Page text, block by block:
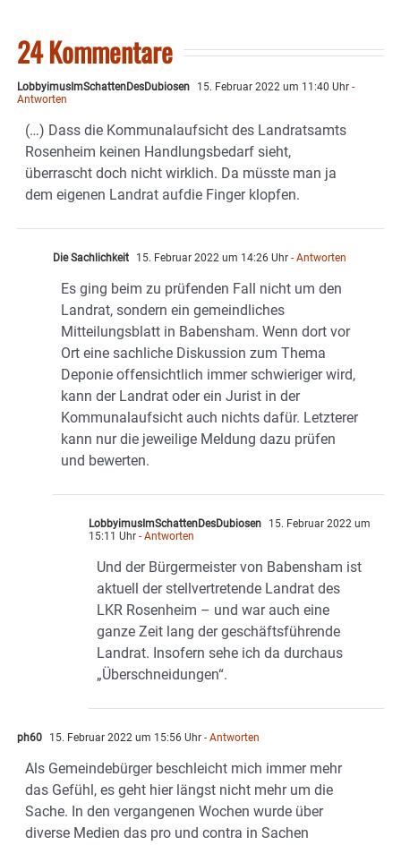
24 Kommentare
LobbyimusImSchattenDesDubiosen 15. Februar 2022 um 11:40 Uhr -
Antworten
(…) Dass die Kommunalaufsicht des Landratsamts
Rosenheim keinen Handlungsbedarf sieht,
überrascht doch nicht wirklich. Da müsste man ja
dem eigenen Landrat aufdie Finger klopfen.
Die Sachlichkeit 15. Februar 2022 um 14:26 Uhr - Antworten
Es ging beim zu prüfenden Fall nicht um den
Landrat, sondern ein gemeindliches
Mitteilungsblatt in Babensham. Wenn dort vor
Ort eine sachliche Diskussion zum Thema
Deponie offensichtlich immer schwieriger wird,
kann der Landrat oder ein Jurist in der
Kommunalaufsicht auch nichts dafür. Letzterer
kann nur die jeweilige Meldung dazu prüfen
und bewerten.
LobbyimusImSchattenDesDubiosen
15. Februar 2022 um
15:11 Uhr - Antworten
Und der Bürgermeister von Babensham ist
aktuell der stellvertretende Landrat des
LKR Rosenheim – und war auch eine
ganze Zeit lang der geschäftsführende
Landrat. Insofern sehe ich da durchaus
„Überschneidungen“.
ph60 15. Februar 2022 um 15:56 Uhr - Antworten
Als Gemeindebürger beschleicht mich immer mehr
das Gefühl, es geht hier längst nicht mehr um die
Sache. In den vergangenen Wochen wurde über
diverse Medien das pro und contra in Sachen